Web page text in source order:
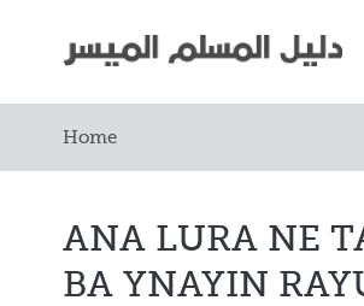
Home
ANA LURA NE
BA YNAYIN